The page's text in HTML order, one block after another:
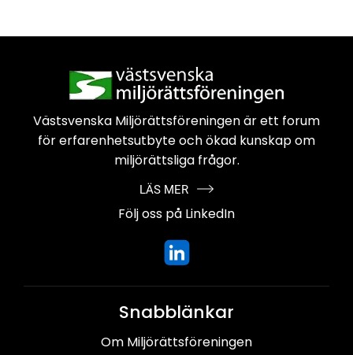
Västsvenska Miljörättsföreningen ärett forum
för erfarenhetsutbyte ochökad kunskap om
miljörättsliga frågor.
LÄS MER
Följ oss på LinkedIn
Snabblänkar
Om Miljörättsföreningen